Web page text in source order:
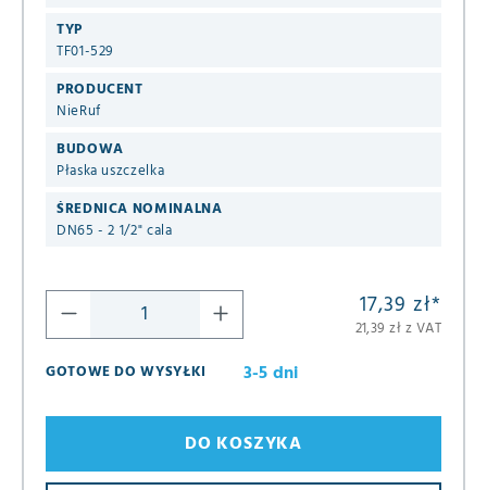
TYP
TF01-529
PRODUCENT
NieRuf
BUDOWA
Płaska uszczelka
ŚREDNICA NOMINALNA
DN65 - 2 1/2" cala
17,39 zł*
21,39 zł z VAT
GOTOWE DO WYSYŁKI
3-5 dni
DO KOSZYKA